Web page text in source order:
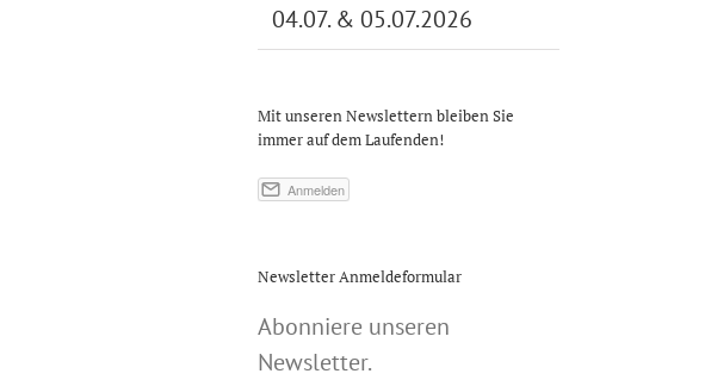
04.07. & 05.07.2026
Mit unseren Newslettern bleiben Sie
immer auf dem Laufenden!
Newsletter Anmeldeformular
Abonniere unseren
Newsletter.